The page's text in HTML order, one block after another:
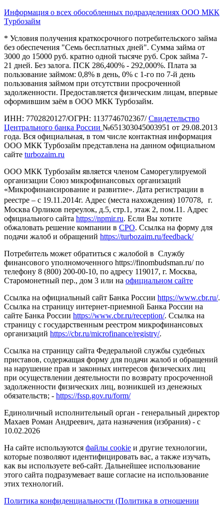
Информация о всех обособленных подразделениях ООО МКК
Турбозайм
* Условия получения краткосрочного потребительского займа
без обеспечения "Семь бесплатных дней". Сумма займа от
3000 до 15000 руб. кратно одной тысяче руб. Срок займа 7-
21 дней. Без залога. ПСК 286,400% - 292,000%. Плата за
пользование займом: 0,8% в день, 0% с 1-го по 7-й день
пользования займом при отсутствии просроченной
задолженности. Предоставляется физическим лицам, впервые
оформившим заём в ООО МКК Турбозайм.
ИНН: 7702820127/ОГРН: 1137746702367/Свидетельство
Центрального банка России №651303045003951 от 29.08.2013
года. Вся официальная, в том числе контактная информация
ООО МКК Турбозайм представлена на данном официальном
сайте turbozaim.ru
ООО МКК Турбозайм является членом Саморегулируемой
организации Союз микрофинансовых организаций
«Микрофинансирование и развитие». Дата регистрации в
реестре – с 19.11.2014г. Адрес (места нахождения) 107078, г.
Москва Орликов переулок, д.5, стр.1, этаж 2, пом.11. Адрес
официального сайта https://npmir.ru. Если Вы хотите
обжаловать решение компании в СРО. Ссылка на форму для
подачи жалоб и обращений https://turbozaim.ru/feedback/
Потребитель может обратиться с жалобой в Службу
финансового уполномоченного https://finombudsman.ru/ по
телефону 8 (800) 200-00-10, по адресу 119017, г. Москва,
Старомонетный пер., дом 3 или на официальном сайте
Ссылка на официальный сайт Банка России https://www.cbr.ru/.
Ссылка на страницу интернет-приемной Банка России на
сайте Банка России https://www.cbr.ru/reception/. Ссылка на
страницу с государственным реестром микрофинансовых
организаций https://cbr.ru/microfinance/registry/.
Ссылка на страницу сайта Федеральной службы судебных
приставов, содержащая форму для подачи жалоб и обращений
на нарушение прав и законных интересов физических лиц
при осуществлении деятельности по возврату просроченной
задолженности физических лиц, возникшей из денежных
обязательств; - https://fssp.gov.ru/form/
Единоличный исполнительный орган - генеральный директор
Махаев Роман Андреевич, дата назначения (избрания) - с
10.02.2026
На сайте используются файлы cookie и другие технологии,
которые позволяют идентифицировать вас, а также изучать,
как вы используете веб-сайт. Дальнейшее использование
этого сайта подразумевает ваше согласие на использование
этих технологий.
Политика конфиденциальности (Политика в отношении